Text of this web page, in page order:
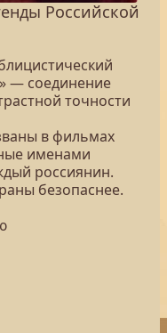
Российской
— соединение
точности
в фильмах
именами
россиянин.
безопаснее.